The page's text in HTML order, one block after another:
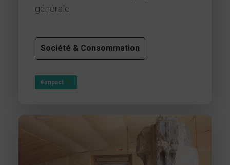
générale
Société & Consommation
#impact